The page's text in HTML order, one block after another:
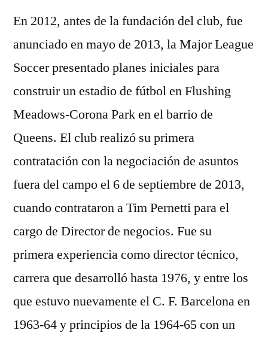
En 2012, antes de la fundación del club, fue
anunciado en mayo de 2013, la Major League
Soccer presentado planes iniciales para
construir un estadio de fútbol en Flushing
Meadows-Corona Park en el barrio de
Queens. El club realizó su primera
contratación con la negociación de asuntos
fuera del campo el 6 de septiembre de 2013,
cuando contrataron a Tim Pernetti para el
cargo de Director de negocios. Fue su
primera experiencia como director técnico,
carrera que desarrolló hasta 1976, y entre los
que estuvo nuevamente el C. F. Barcelona en
1963-64 y principios de la 1964-65 con un